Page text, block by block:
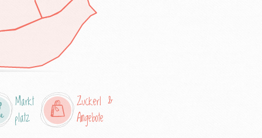
Markt
platz
Zuckerl &
Angebote